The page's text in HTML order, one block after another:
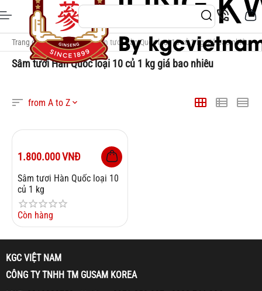
Trang chủ / Thẻ Tags / Sâm tươi Hàn Quốc loại 10 củ 1 kg giá bao nhiêu
Sâm tươi Hàn Quốc loại 10 củ 1 kg giá bao nhiêu
from A to Z
1.800.000VNĐ
Sâm tươi Hàn Quốc loại 10
củ 1 kg
Còn hàng
KGC VIỆT NAM
CÔNG TY TNHH TM GUSAM KOREA